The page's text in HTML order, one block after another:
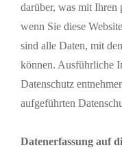
darüber, was mit Ihren
wenn Sie diese
sind alle Daten, mit
können. Ausführliche
Datenschutz
aufgeführten
Datenerfassung auf